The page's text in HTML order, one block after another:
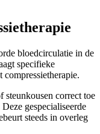
bloedcirculatie in de
specifieke
steunkousen correct toe
gespecialiseerde
steeds in overleg